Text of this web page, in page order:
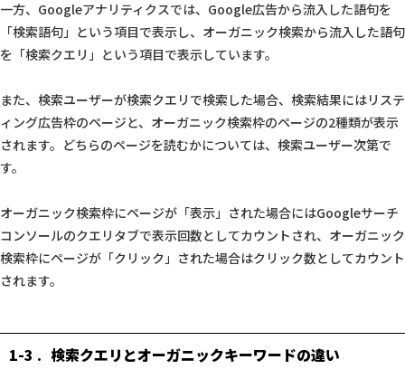
一方、Googleアナリティクスでは、Google広告から流入した語句を
「検索語句」という項目で表示し、オーガニック検索から流入した語句
を「検索クエリ」という項目で表示しています。
また、検索ユーザーが検索クエリで検索した場合、検索結果にはリステ
ィング広告枠のページと、オーガニック検索枠のページの2種類が表示
されます。どちらのページを読むかについては、検索ユーザー次第で
す。
オーガニック検索枠にページが「表示」された場合にはGoogleサーチ
コンソールのクエリタブで表示回数としてカウントされ、オーガニック
検索枠にページが「クリック」された場合はクリック数としてカウント
されます。
1-3 検索クエリとオーガニックキーワードの違い